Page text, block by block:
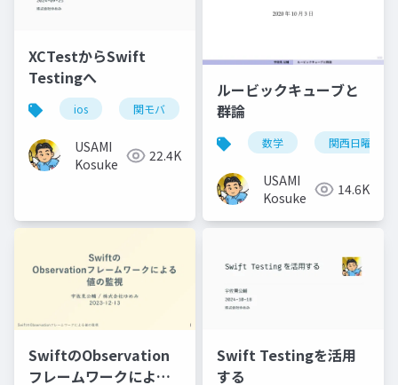
XCTestからSwift
Testingへ
ios 関モバ
USAMI
Kosuke
22.4K
ルービックキューブと
群論
数学 関西日曜数学
USAMI
Kosuke
14.6K
SwiftのObservation
フレームワークによる
Swift Testingを活用
する